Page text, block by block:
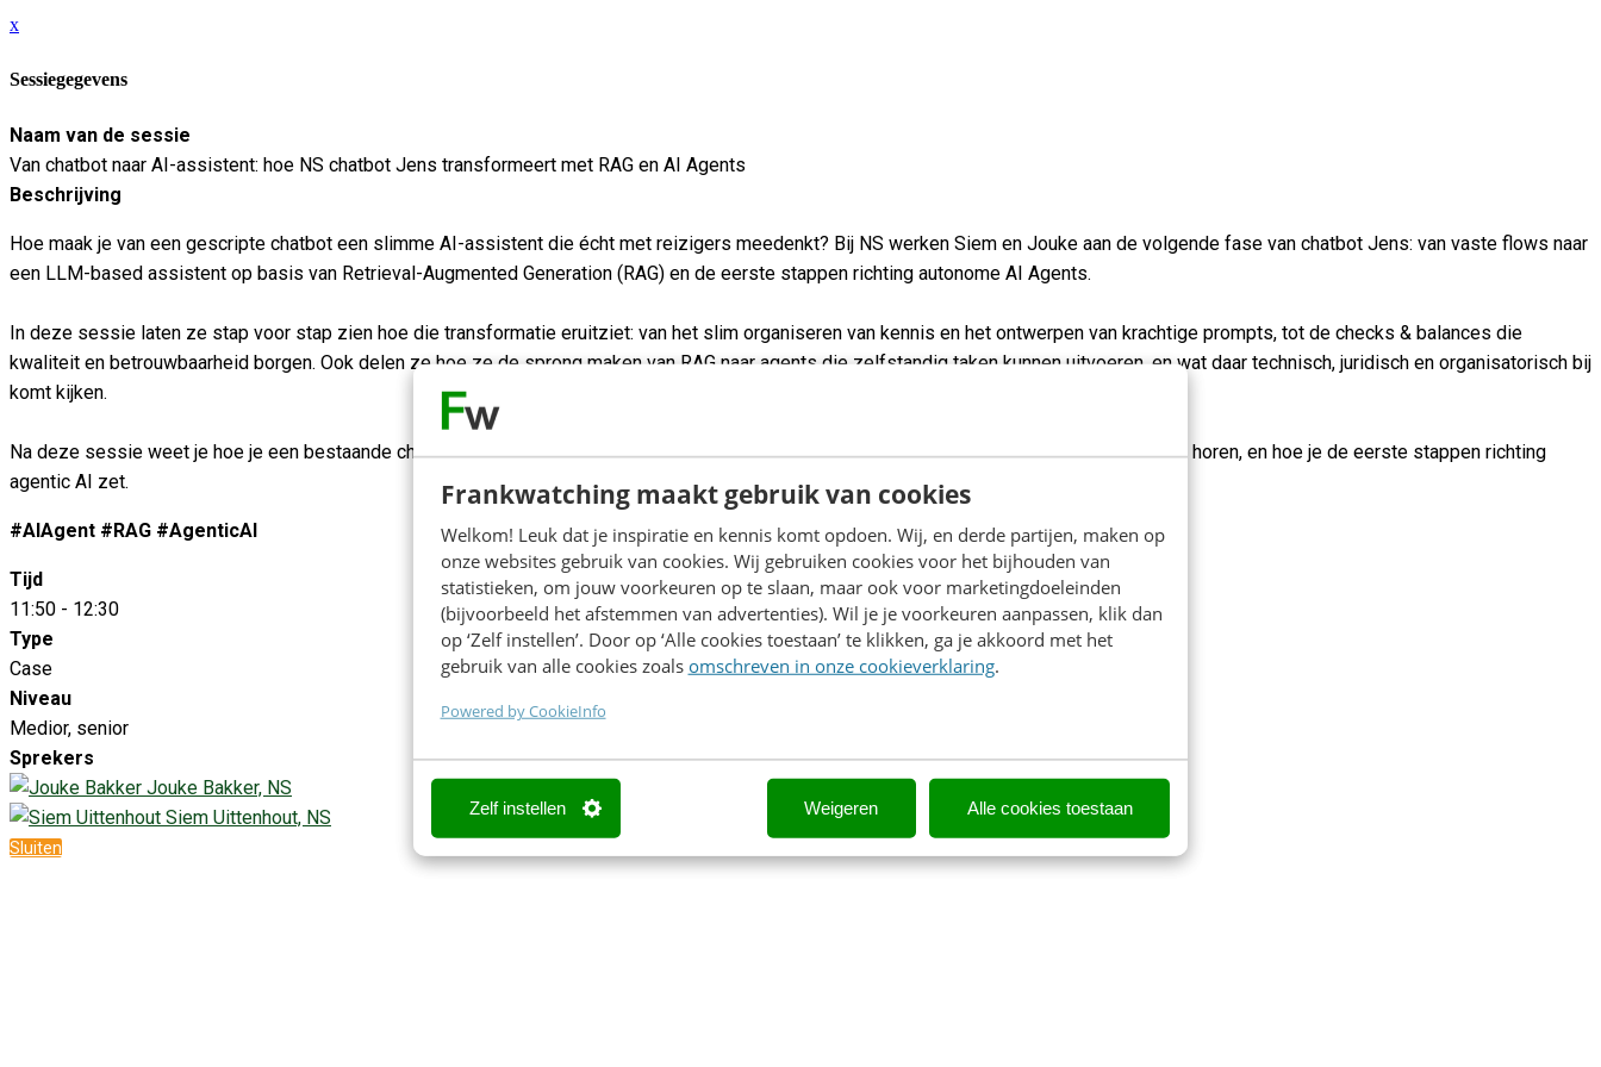
Frankwatching maakt gebruik van cookies
Welkom! Leuk dat je inspiratie en kennis komt opdoen. Wij, en derde partijen, maken op
onze websites gebruik van cookies. Wij gebruiken cookies voor het bijhouden van
statistieken, om jouw voorkeuren op te slaan, maar ook voor marketingdoeleinden
(bijvoorbeeld het afstemmen van advertenties). Wil je je voorkeuren aanpassen, klik dan
op ‘Zelf instellen’. Door op ‘Alle cookies toestaan’ te klikken, ga je akkoord met het
gebruik van alle cookies zoals omschreven in onze cookieverklaring.
Powered by CookieInfo
Zelf instellen Weigeren Alle cookies toestaan
x
Sessiegegevens
Naam van de sessie
Van chatbot naar AI-assistent: hoe NS chatbot Jens transformeert met RAG en AI Agents
Beschrijving
Hoe maak je van een gescripte chatbot een slimme AI-assistent die écht met reizigers meedenkt? Bij NS werken Siem en Jouke aan de volgende fase van chatbot Jens: van vaste flows naar
een LLM-based assistent op basis van Retrieval-Augmented Generation (RAG) en de eerste stappen richting autonome AI Agents.
In deze sessie laten ze stap voor stap zien hoe die transformatie eruitziet: van het slim organiseren van kennis en het ontwerpen van krachtige prompts, tot de checks & balances die
kwaliteit en betrouwbaarheid borgen. Ook delen ze hoe ze de sprong maken van RAG naar agents die zelfstandig taken kunnen uitvoeren, en wat daar technisch, juridisch en organisatorisch bij
komt kijken.
Na deze sessie weet je hoe je een bestaande chatbot transformeert naar een LLM-based assistent, welke concrete keuzes en lessen daarbij horen, en hoe je de eerste stappen richting
agentic AI zet.
#AIAgent #RAG #AgenticAI
Tijd
11:50 - 12:30
Type
Case
Niveau
Medior, senior
Sprekers
Jouke Bakker, NS
Siem Uittenhout, NS
Sluiten